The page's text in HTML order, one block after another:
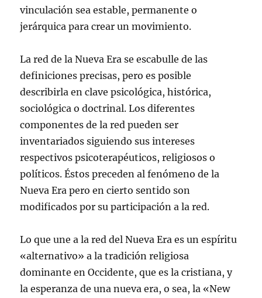
vinculación sea estable, permanente o
jerárquica para crear un movimiento.
La red de la Nueva Era se escabulle de las
definiciones precisas, pero es posible
describirla en clave psicológica, histórica,
sociológica o doctrinal. Los diferentes
componentes de la red pueden ser
inventariados siguiendo sus intereses
respectivos psicoterapéuticos, religiosos o
políticos. Éstos preceden al fenómeno de la
Nueva Era pero en cierto sentido son
modificados por su participación a la red.
Lo que une a la red del Nueva Era es un espíritu
«alternativo» a la tradición religiosa
dominante en Occidente, que es la cristiana, y
la esperanza de una nueva era, o sea, la «New